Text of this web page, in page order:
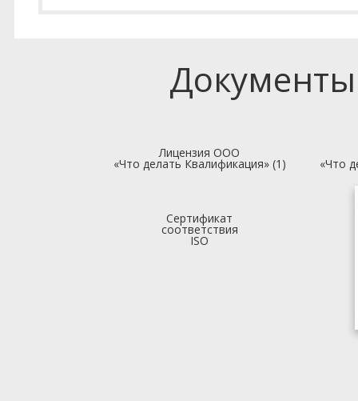
Лицензия ООО
«Что делать Квалификация» (1) «Что
Сертификат
соответствия
ISO